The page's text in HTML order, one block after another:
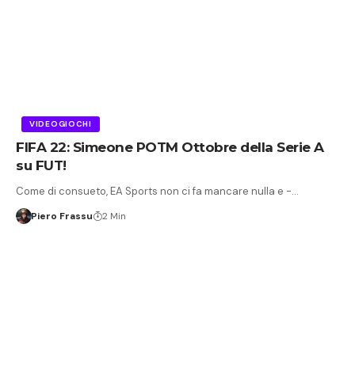
VIDEOGIOCHI
FIFA 22: Simeone POTM Ottobre della Serie A
su FUT!
Come di consueto, EA Sports non ci fa mancare nulla e -…
Piero Frassu 2 Min